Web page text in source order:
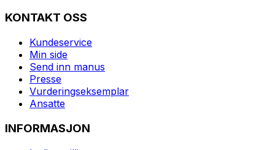
KONTAKT OSS
Kundeservice
Min side
Send inn manus
Presse
Vurderingseksemplar
Ansatte
INFORMASJON